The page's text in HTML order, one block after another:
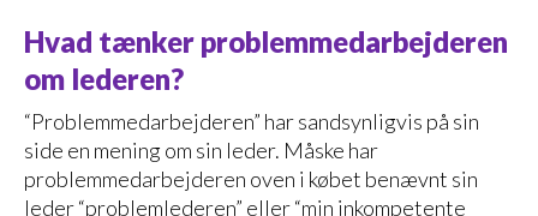
Hvad tænker problemmedarbejderen
om lederen?
“Problemmedarbejderen” har sandsynligvis på sin
side en mening om sin leder. Måske har
problemmedarbejderen oven i købet benævnt sin
leder “problemlederen” eller “min inkompetente